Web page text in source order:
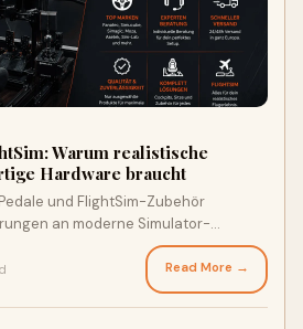
Warum realistische
Hardware braucht
und FlightSim-Zubehör
an moderne Simulator-
haben sich in den vergan...
Read More →